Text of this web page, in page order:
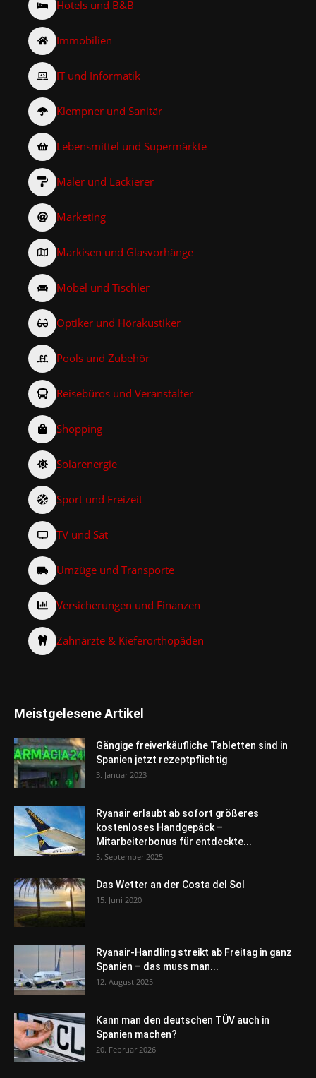
Hotels und B&B
Immobilien
IT und Informatik
Klempner und Sanitär
Lebensmittel und Supermärkte
Maler und Lackierer
Marketing
Markisen und Glasvorhänge
Möbel und Tischler
Optiker und Hörakustiker
Pools und Zubehör
Reisebüros und Veranstalter
Shopping
Solarenergie
Sport und Freizeit
TV und Sat
Umzüge und Transporte
Versicherungen und Finanzen
Zahnärzte & Kieferorthopäden
Meistgelesene Artikel
Gängige freiverkäufliche Tabletten sind in
Spanien jetzt rezeptpflichtig
3. Januar 2023
Ryanair erlaubt ab sofort größeres
kostenloses Handgepäck –
Mitarbeiterbonus für entdeckte...
5. September 2025
Das Wetter an der Costa del Sol
15. Juni 2020
Ryanair-Handling streikt ab Freitag in ganz
Spanien – das muss man...
12. August 2025
Kann man den deutschen TÜV auch in
Spanien machen?
20. Februar 2026